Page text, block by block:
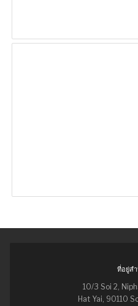
ที่อยู่ส
10/3 Soi 2,
Hat Yai, 90110